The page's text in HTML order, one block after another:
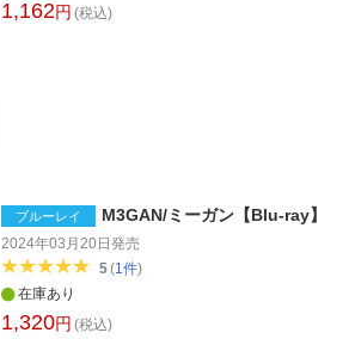
1,162円 (税込)
ブルーレイ M3GAN/ミーガン【Blu-ray】
2024年03月20日 発売
5(1件)
在庫あり
1,320円 (税込)